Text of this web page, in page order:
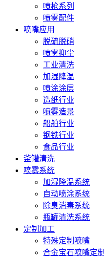
喷枪系列
喷雾配件
喷嘴应用
脱硫脱硝
喷雾抑尘
工业清洗
加湿降温
喷涂涂层
造纸行业
喷雾造景
船舶行业
钢铁行业
食品行业
釜罐清洗
喷雾系统
加湿降温系统
自动喷涂系统
除臭消毒系统
瓶罐清洗系统
定制加工
特殊定制喷嘴
合金宝石喷嘴定制